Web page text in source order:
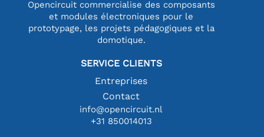
Opencircuit commercialise des composants
et modules électroniques pour le
prototypage, les projets pédagogiques et la
domotique.
SERVICE CLIENTS
Entreprises
Contact
info@opencircuit.nl
+31 850014013